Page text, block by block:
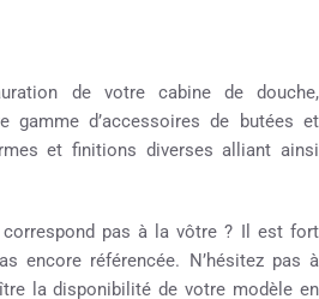
de votre cabine de douche,
gamme d’accessoires de butées et
et finitions diverses alliant ainsi
correspond pas à la vôtre ? Il est fort
encore référencée. N’hésitez pas à
la disponibilité de votre modèle en